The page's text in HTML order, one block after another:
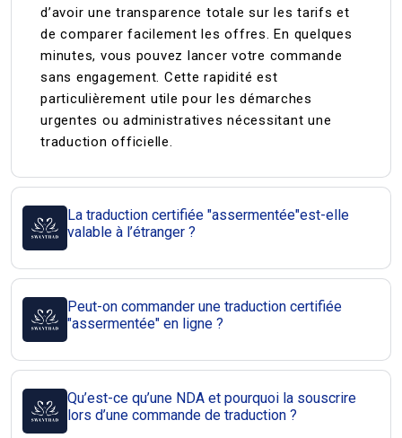
d’avoir une transparence totale sur les tarifs et
de comparer facilement les offres. En quelques
minutes, vous pouvez lancer votre commande
sans engagement. Cette rapidité est
particulièrement utile pour les démarches
urgentes ou administratives nécessitant une
traduction officielle.
La traduction certifiée "assermentée"est-elle
valable à l’étranger ?
Peut-on commander une traduction certifiée
"assermentée" en ligne ?
Qu’est-ce qu’une NDA et pourquoi la souscrire
lors d’une commande de traduction ?